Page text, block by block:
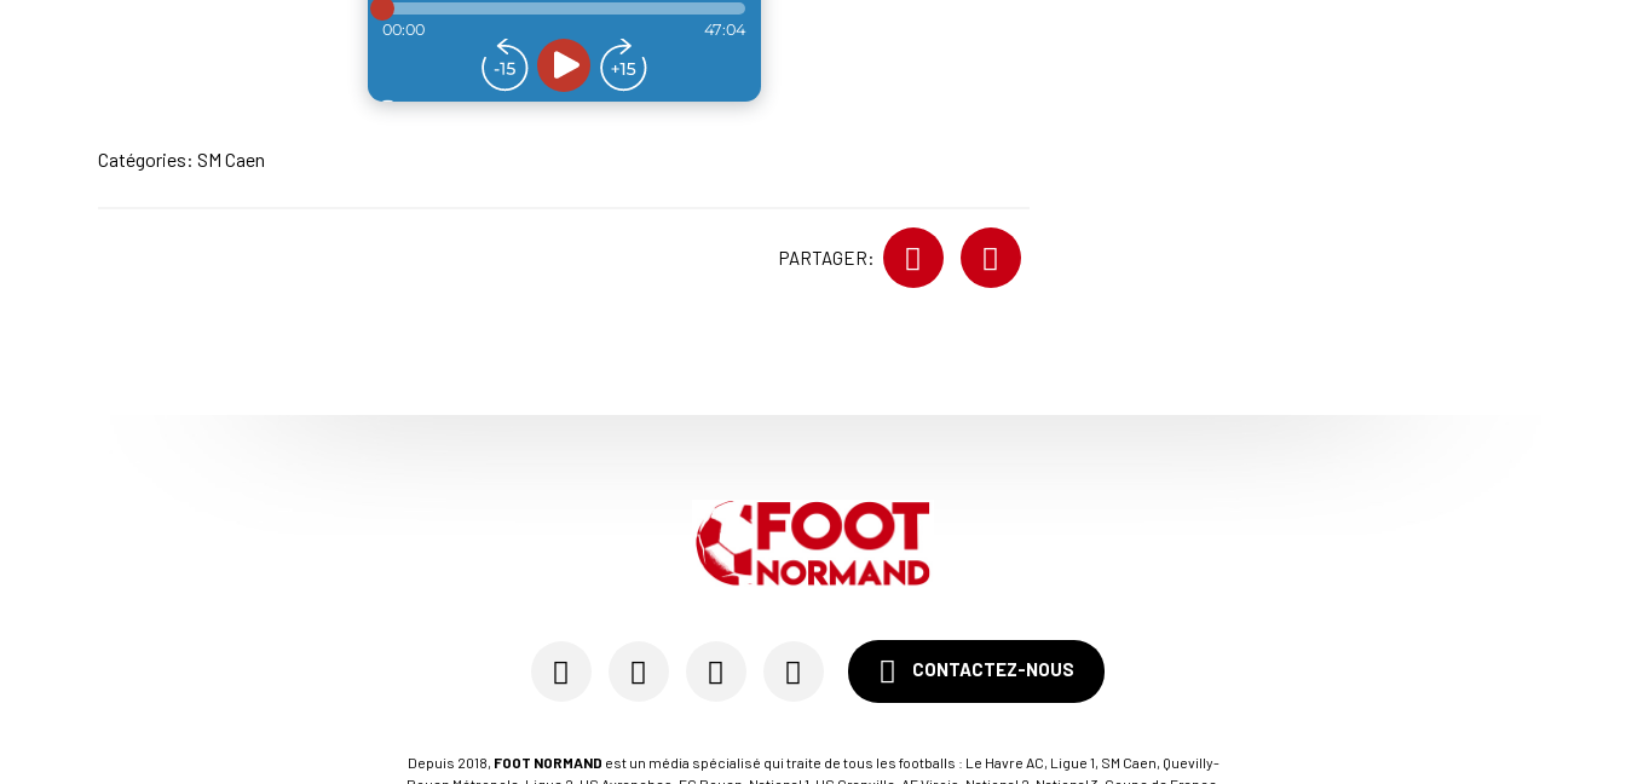
Catégories: SM Caen
PARTAGER:
CONTACTEZ-NOUS
Depuis 2018, FOOT NORMAND est un média spécialisé qui traite de tous les footballs : Le Havre AC, Ligue 1, SM Caen, Quevilly-